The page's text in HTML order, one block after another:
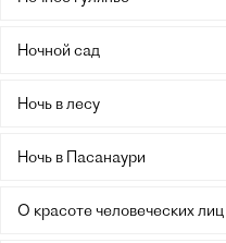
Ночной сад
Ночь в лесу
Ночь в Пасанаури
О красоте человеческих лиц